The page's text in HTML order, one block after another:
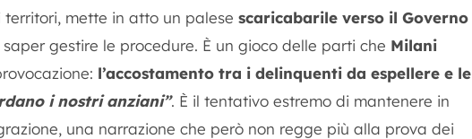
territori, mette in atto un palese scaricabarile verso il Governo
gestire le procedure. È un gioco delle parti che Milani
l’accostamento tra i delinquenti da espellere e le
i nostri anziani”. È il tentativo estremo di mantenere in
una narrazione che però non regge più alla prova dei